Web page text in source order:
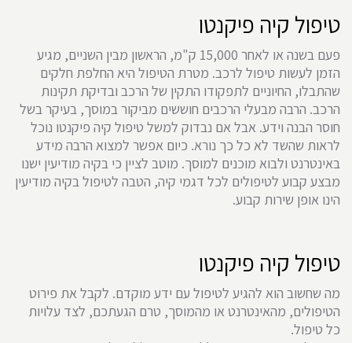
טיפול קיה פיקנטו
פעם בשנה או לאחר 15,000 ק"מ, הראשון מבין השניים, מגיע
הזמן לעשות טיפול לרכב. מטרת הטיפול היא החלפת חלקים
שהתבלו, החיוניים לתפקודו התקין של הרכב ובדיקת תקינות
הרכב. הרבה מבעלי הרכבים חוששים מביקור במוסך, בעיקר בשל
חוסר הבנה וידע. אבל אם נבדוק למשל טיפול קיה פיקנטו נוכל
לראות שהשד לא כל כך נורא. כיום אפשר למצוא הרבה מידע
באינטרנט ולבוא מוכנים למוסך. מוטב לציין כי בקיה מודיעין ישנו
מבצע קבוע לטיפולים לכל דגמי קיה, הטבה לטיפול בקיה מודיעין
הינו אופן שירות קבוע.
טיפול קיה פיקנטו
מה שחשוב הוא להגיע לטיפול עם ידע מוקדם. לקבל את פירוט
הטיפולים, מהאינטרנט או מהמוסך, טרם הגעתכם, לצד עלויות
כל טיפול.